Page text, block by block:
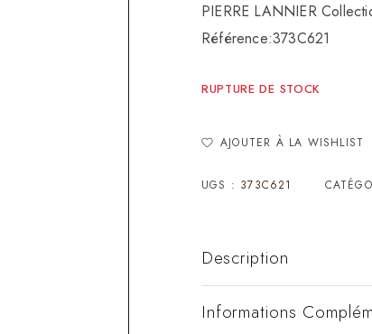
PIERRE LANNIER
Référence:373C621
RUPTURE DE STOCK
AJOUTER À LA WISHLIST
UGS : 373C621
Description
Informations